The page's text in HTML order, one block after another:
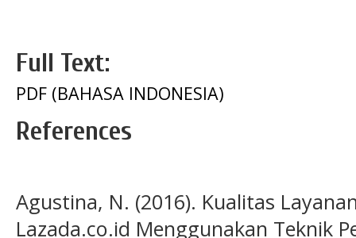
Full Text:
PDF (BAHASA INDONESIA)
References
Agustina, N. (2016). Kualitas
Lazada.co.id Menggunakan Teknik